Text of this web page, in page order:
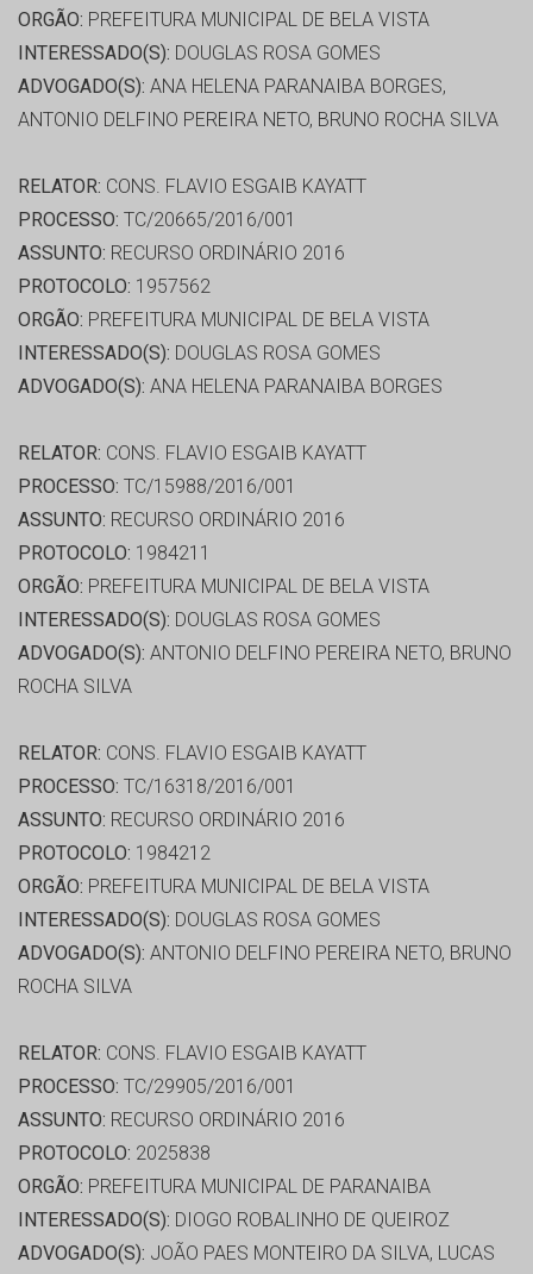
ORGÃO: PREFEITURA MUNICIPAL DE BELA VISTA
INTERESSADO(S): DOUGLAS ROSA GOMES
ADVOGADO(S): ANA HELENA PARANAIBA BORGES,
ANTONIO DELFINO PEREIRA NETO, BRUNO ROCHA SILVA
RELATOR: CONS. FLAVIO ESGAIB KAYATT
PROCESSO: TC/20665/2016/001
ASSUNTO: RECURSO ORDINÁRIO 2016
PROTOCOLO: 1957562
ORGÃO: PREFEITURA MUNICIPAL DE BELA VISTA
INTERESSADO(S): DOUGLAS ROSA GOMES
ADVOGADO(S): ANA HELENA PARANAIBA BORGES
RELATOR: CONS. FLAVIO ESGAIB KAYATT
PROCESSO: TC/15988/2016/001
ASSUNTO: RECURSO ORDINÁRIO 2016
PROTOCOLO: 1984211
ORGÃO: PREFEITURA MUNICIPAL DE BELA VISTA
INTERESSADO(S): DOUGLAS ROSA GOMES
ADVOGADO(S): ANTONIO DELFINO PEREIRA NETO, BRUNO
ROCHA SILVA
RELATOR: CONS. FLAVIO ESGAIB KAYATT
PROCESSO: TC/16318/2016/001
ASSUNTO: RECURSO ORDINÁRIO 2016
PROTOCOLO: 1984212
ORGÃO: PREFEITURA MUNICIPAL DE BELA VISTA
INTERESSADO(S): DOUGLAS ROSA GOMES
ADVOGADO(S): ANTONIO DELFINO PEREIRA NETO, BRUNO
ROCHA SILVA
RELATOR: CONS. FLAVIO ESGAIB KAYATT
PROCESSO: TC/29905/2016/001
ASSUNTO: RECURSO ORDINÁRIO 2016
PROTOCOLO: 2025838
ORGÃO: PREFEITURA MUNICIPAL DE PARANAIBA
INTERESSADO(S): DIOGO ROBALINHO DE QUEIROZ
ADVOGADO(S): JOÃO PAES MONTEIRO DA SILVA, LUCAS